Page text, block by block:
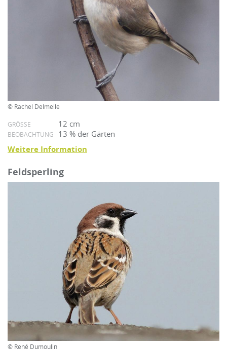
© Rachel Delmelle
GRÖSSE 12 cm
BEOBACHTUNG 13 % der Gärten
Weitere Information
Feldsperling
© René Dumoulin